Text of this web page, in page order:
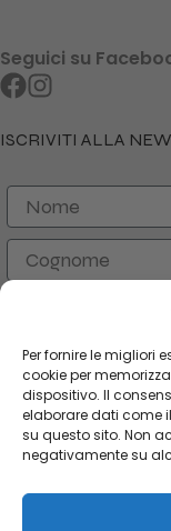
Per fornire le migliori
cookie per
dispositivo. Il
elaborare dati come
su questo sito. Non
negativamente su
Seguici su
ISCRIVITI ALLA
Nome
Cognome
CATEGORIE
LINK UTILI